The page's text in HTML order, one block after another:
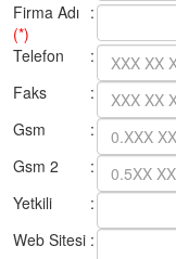
Firma Adı
(*)
:
Telefon
:
Faks
:
Gsm
:
Gsm 2
:
Yetkili
:
Web Sitesi :